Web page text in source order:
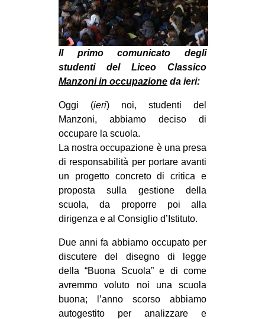
DIRITTO ALL’ABITARE
GENERI
MIGRAZIONI
STUDENTI
CULTURE
ARTE
CINEMA
MUSICA
RECENSIONI
INTERNAZIONALE
AFRICA
AMERICHE
Il primo comunicato degli
studenti del Liceo Classico
Manzoni in occupazione da ieri:
Oggi (ieri) noi, studenti del
Manzoni, abbiamo deciso di
occupare la scuola.
La nostra occupazione è una presa
di responsabilità per portare avanti
un progetto concreto di critica e
proposta sulla gestione della
scuola, da proporre poi alla
dirigenza e al Consiglio d’Istituto.
Due anni fa abbiamo occupato per
discutere del disegno di legge
della “Buona Scuola” e di come
avremmo voluto noi una scuola
buona; l’anno scorso abbiamo
autogestito per analizzare e